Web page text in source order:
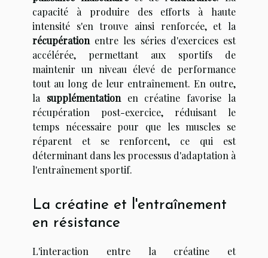
capacité à produire des efforts à haute
intensité s'en trouve ainsi renforcée, et la
récupération entre les séries d'exercices est
accélérée, permettant aux sportifs de
maintenir un niveau élevé de performance
tout au long de leur entraînement. En outre,
la supplémentationen créatine favorise la
récupération post-exercice, réduisant le
temps nécessaire pour que les muscles se
réparent et se renforcent, ce qui est
déterminant dans les processus d'adaptation à
l'entraînement sportif.
La créatine et l'entraînement
en résistance
L'interaction entre la créatine et